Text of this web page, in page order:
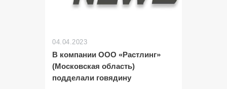
04.04.2023
В компании ООО «Растлинг»
(Московская область)
подделали говядину